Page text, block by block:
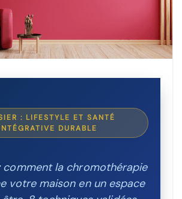
: LIFESTYLE ET SANTÉ
DURABLE
comment la chromothérapie
votre maison en un espace